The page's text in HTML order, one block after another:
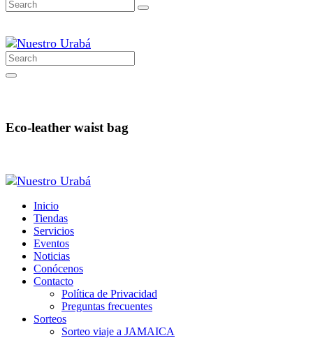
Eco-leather waist bag
Inicio
Tiendas
Servicios
Eventos
Noticias
Conócenos
Contacto
Política de Privacidad
Preguntas frecuentes
Sorteos
Sorteo viaje a JAMAICA